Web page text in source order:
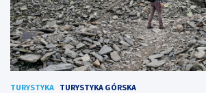
TURYSTYKA TURYSTYKA GÓRSKA